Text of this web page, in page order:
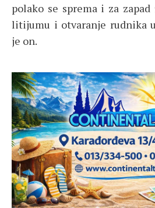
polako se sprema i za
litijumu i otvaranje rudnika
je on.